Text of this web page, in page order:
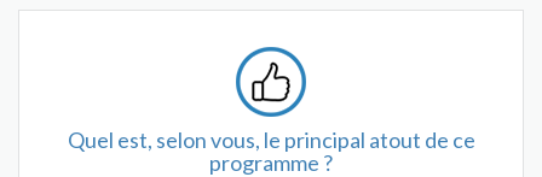
Quel est, selon vous, le principal atout de ce
programme ?